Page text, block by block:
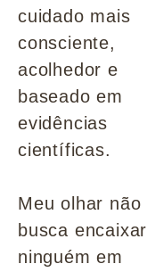
cuidado mais
consciente,
acolhedor e
baseado em
evidências
científicas.
Meu olhar não
busca encaixar
ninguém em